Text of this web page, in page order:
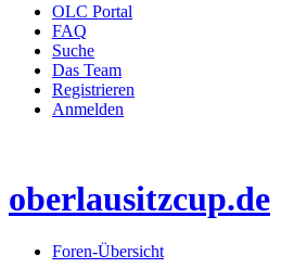
OLC Portal
FAQ
Suche
Das Team
Registrieren
Anmelden
oberlausitzcup.de
Foren-Übersicht